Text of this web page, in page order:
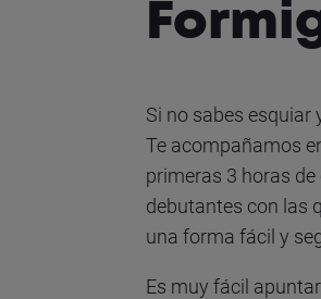
Si no sabes esquiar
Te acompañamos
primeras 3 horas
debutantes con las
una forma fácil y
Es muy fácil